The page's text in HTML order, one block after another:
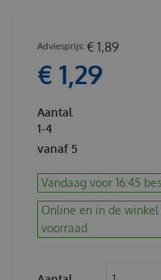
€ 1,89
€ 1,29
Aantal
1-4
vanaf 5
Vandaag voor 16:45
Online en in de
voorraad